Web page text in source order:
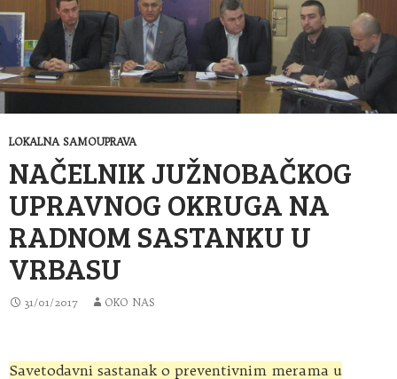
LOKALNA SAMOUPRAVA
NAČELNIK JUŽNOBAČKOG
UPRAVNOG OKRUGA NA
RADNOM SASTANKU U
VRBASU
31/01/2017 OKO NAS
Savetodavni sastanak o preventivnim merama u